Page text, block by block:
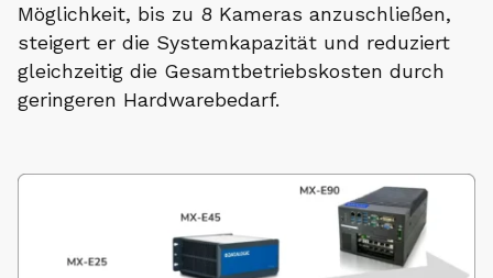
Möglichkeit, bis zu 8 Kameras anzuschließen,
steigert er die Systemkapazität und reduziert
gleichzeitig die Gesamtbetriebskosten durch
geringeren Hardwarebedarf.